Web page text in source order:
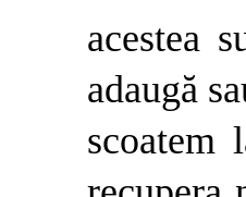
acestea
adaugă
scoatem